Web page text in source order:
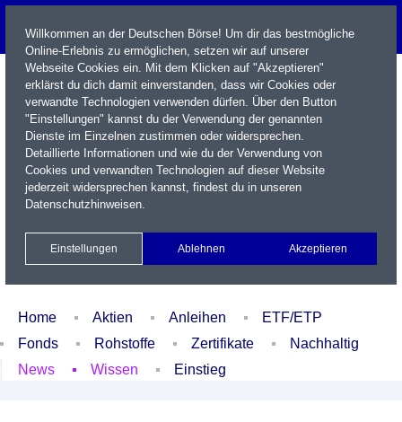
Name / WKN / ISIN / Kürzel
Xetra Realtime
Watchlist Portfolio Login
Home Aktien Anleihen
ETF/ETP
Fonds
Rohstoffe Zertifikate
Nachhaltig
News
Wissen Einstieg
Willkommen an der Deutschen Börse! Um dir das bestmögliche
Online-Erlebnis zu ermöglichen, setzen wir auf unserer
Webseite Cookies ein. Mit dem Klicken auf "Akzeptieren"
erklärst du dich damit einverstanden, dass wir Cookies oder
verwandte Technologien verwenden dürfen. Über den Button
"Einstellungen" kannst du der Verwendung der genannten
Dienste im Einzelnen zustimmen oder widersprechen.
Detaillierte Informationen und wie du der Verwendung von
Cookies und verwandten Technologien auf dieser Website
jederzeit widersprechen kannst, findest du in unseren
Datenschutzhinweisen.
Einstellungen Ablehnen Akzeptieren